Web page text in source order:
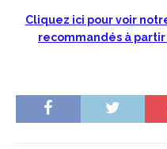
Cliquez ici pour voir
recommandés à